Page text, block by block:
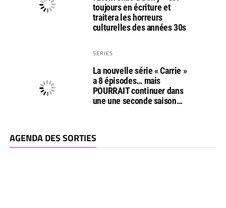
toujours en écriture et
traitera les horreurs
culturelles des années 30s
SERIES
La nouvelle série « Carrie »
a 8 épisodes… mais
POURRAIT continuer dans
une une seconde saison…
AGENDA DES SORTIES